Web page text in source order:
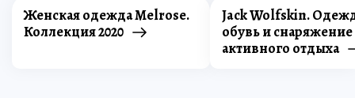
Женская одежда Melrose.
Коллекция 2020
Jack Wolfskin.
обувь и
активного отдыха